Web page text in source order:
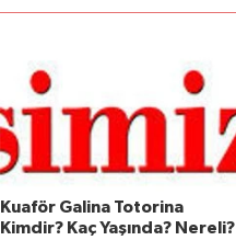
Kuaför Galina Totorina
Kimdir? Kaç Yaşında? Nereli?